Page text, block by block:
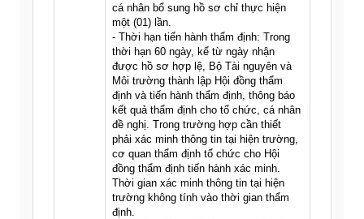
cá nhân bổ sung hồ sơ chỉ thực hiện
một (01) lần.
- Thời hạn tiến hành thẩm định: Trong
thời hạn 60 ngày, kể từ ngày nhận
được hồ sơ hợp lệ, Bộ Tài nguyên và
Môi trường thành lập Hội đồng thẩm
định và tiến hành thẩm định, thông báo
kết quả thẩm định cho tổ chức, cá nhân
đề nghị. Trong trường hợp cần thiết
phải xác minh thông tin tại hiện trường,
cơ quan thẩm định tổ chức cho Hội
đồng thẩm định tiến hành xác minh.
Thời gian xác minh thông tin tại hiện
trường không tính vào thời gian thẩm
định.